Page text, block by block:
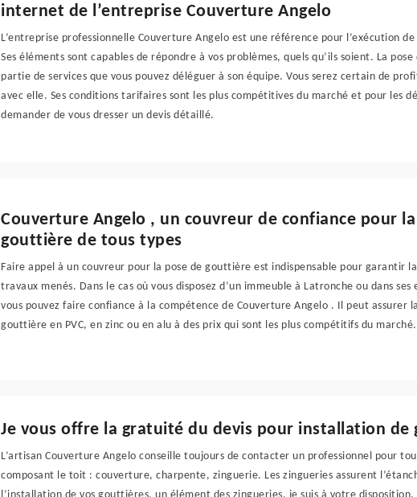
internet de l’entreprise Couverture Angelo
L’entreprise professionnelle Couverture Angelo est une référence pour l’exécution
Ses éléments sont capables de répondre à vos problèmes, quels qu’ils soient. La
partie de services que vous pouvez déléguer à son équipe. Vous serez certain de
avec elle. Ses conditions tarifaires sont les plus compétitives du marché et pour les
demander de vous dresser un devis détaillé.
Couverture Angelo , un couvreur de confiance pour
gouttière de tous types
Faire appel à un couvreur pour la pose de gouttière est indispensable pour garantir
travaux menés. Dans le cas où vous disposez d’un immeuble à Latronche ou dans ses
vous pouvez faire confiance à la compétence de Couverture Angelo . Il peut assurer
gouttière en PVC, en zinc ou en alu à des prix qui sont les plus compétitifs du marché.
Je vous offre la gratuité du devis pour installation de
L’artisan Couverture Angelo conseille toujours de contacter un professionnel pour
composant le toit : couverture, charpente, zinguerie. Les zingueries assurent